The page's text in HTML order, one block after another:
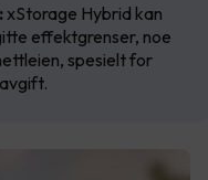
xStorage Hybrid kan
effektgrenser, noe
spesielt for